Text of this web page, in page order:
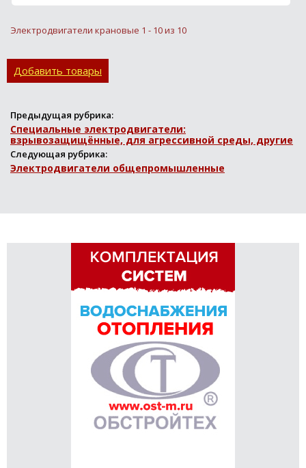
Электродвигатели крановые 1 - 10 из 10
Добавить товары
Предыдущая рубрика:
Специальные электродвигатели:
взрывозащищённые, для агрессивной среды, другие
Следующая рубрика:
Электродвигатели общепромышленные